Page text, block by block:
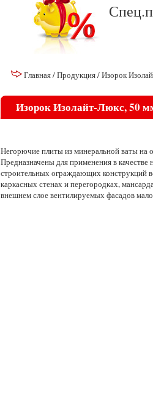
Главная/Продукция/Изорок
Изорок Изолайт-Люкс, 50
Негорючие плиты из минеральной ваты
Предназначены для применения в
строительных ограждающих конструкций
каркасных стенах и перегородках,
внешнем слое вентилируемых фасадов